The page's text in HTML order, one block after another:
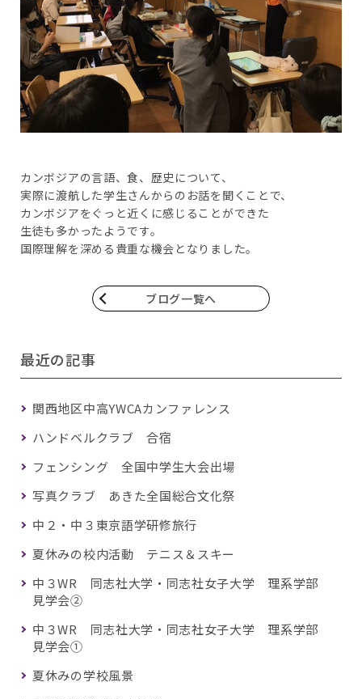
カンボジアの言語、食、歴史について、
実際に渡航した学生さんからのお話を聞くことで、
カンボジアをぐっと近くに感じることができた
生徒も多かったようです。
国際理解を深める貴重な機会となりました。
ブログ一覧へ
最近の記事
関西地区中高YWCAカンファレンス
ハンドベルクラブ 合宿
フェンシング 全国中学生大会出場
写真クラブ あきた全国総合文化祭
中２・中３東京語学研修旅行
夏休みの校内活動 テニス＆スキー
中３WR 同志社大学・同志社女子大学 理系学部
見学会②
中３WR 同志社大学・同志社女子大学 理系学部
見学会①
夏休みの学校風景